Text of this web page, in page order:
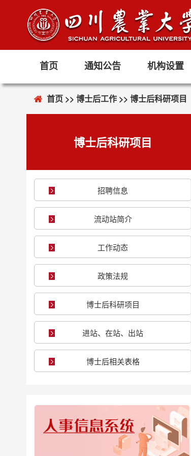
首页 通知公告 机构设置
首页 >> 博士后工作 >> 博士后科研项目
博士后科研项目
招聘信息
流动站简介
工作动态
政策法规
博士后科研项目
进站、在站、出站
博士后相关表格